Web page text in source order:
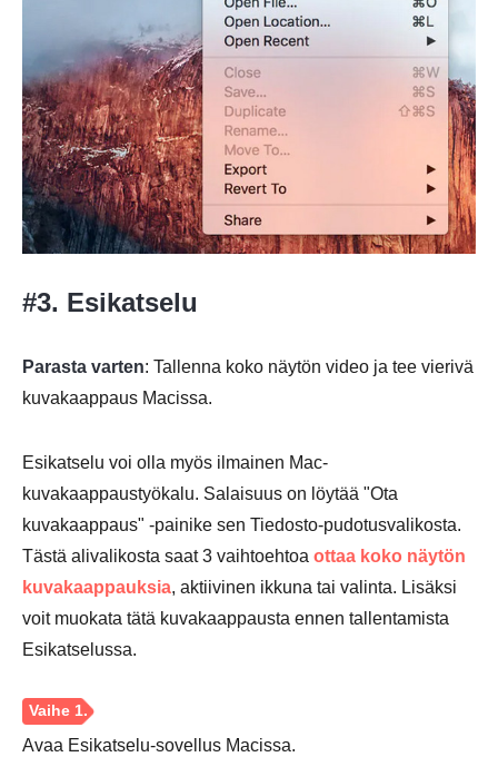
Vaihe 1.
Vaihe 2.
#3. Esikatselu
Parasta varten: Tallenna koko näytön video ja tee vierivä
kuvakaappaus Macissa.
Esikatselu voi olla myös ilmainen Mac-
kuvakaappaustyökalu. Salaisuus on löytää "Ota
kuvakaappaus" -painike sen Tiedosto-pudotusvalikosta.
Tästä alivalikosta saat 3 vaihtoehtoa ottaa koko näytön
kuvakaappauksia, aktiivinen ikkuna tai valinta. Lisäksi
voit muokata tätä kuvakaappausta ennen tallentamista
Esikatselussa.
Avaa Esikatselu-sovellus Macissa.